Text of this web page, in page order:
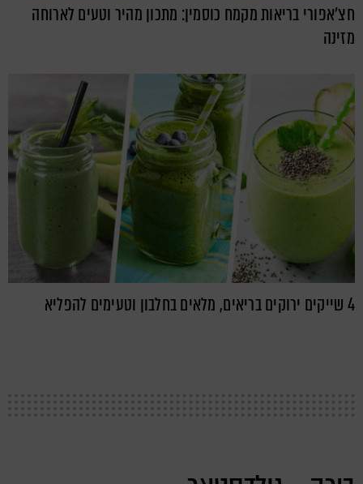
חצ'אפורי בריאות מקמח כוסמין: מתכון מהיר וטעים לארוחה
מזינה
4 שייקים ירוקים בריאים, מלאים בחלבון וטעימים להפליא